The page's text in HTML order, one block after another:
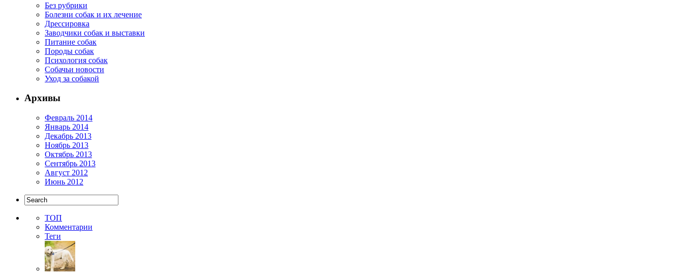
Без рубрики
Болезни собак и их лечение
Дрессировка
Заводчики собак и выставки
Питание собак
Породы собак
Психология собак
Собачьи новости
Уход за собакой
Архивы
Февраль 2014
Январь 2014
Декабрь 2013
Ноябрь 2013
Октябрь 2013
Сентябрь 2013
Август 2012
Июнь 2012
ТОП
Комментарии
Теги